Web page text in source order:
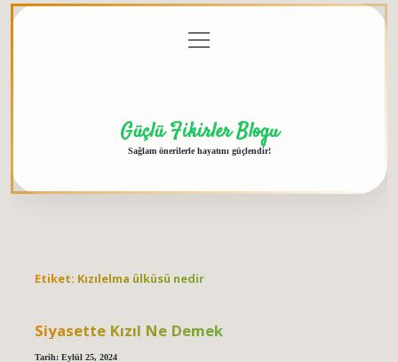
menüyü
aç
Güçlü Fikirler Blogu
Sağlam önerilerle hayatını güçlendir!
Etiket: Kızılelma ülküsü nedir
Siyasette Kızıl Ne Demek
Tarih: Eylül 25, 2024